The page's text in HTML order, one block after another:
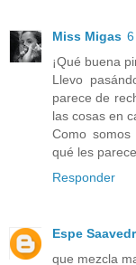
Miss Migas
¡Qué buena
Llevo
parece de
las cosas en
Como
qué les
Responder
Espe
que mezcla